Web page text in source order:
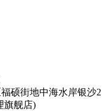
硕街地中海水岸银沙2
旗舰店)